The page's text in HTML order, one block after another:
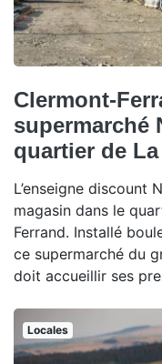
Clermont-
supermarché
quartier de
L’enseigne discount
magasin dans le
Ferrand. Installé
ce supermarché du
doit accueillir ses
Locales